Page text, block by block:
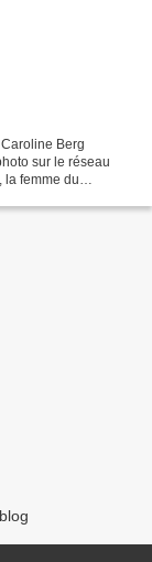
Berg
sur le réseau
la femme du